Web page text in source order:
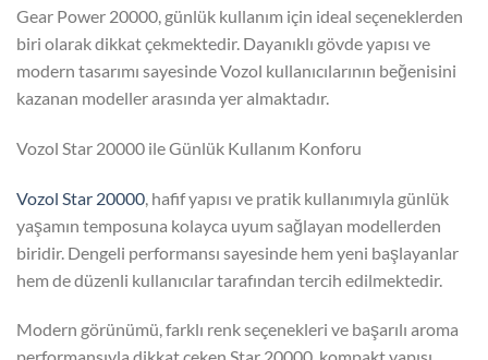
Gear Power 20000, günlük kullanım için ideal seçeneklerden
biri olarak dikkat çekmektedir. Dayanıklı gövde yapısı ve
modern tasarımı sayesinde Vozol kullanıcılarının beğenisini
kazanan modeller arasında yer almaktadır.
Vozol Star 20000 ile Günlük Kullanım Konforu
Vozol Star 20000 , hafif yapısı ve pratik kullanımıyla günlük
yaşamın temposuna kolayca uyum sağlayan modellerden
biridir. Dengeli performansı sayesinde hem yeni başlayanlar
hem de düzenli kullanıcılar tarafından tercih edilmektedir.
Modern görünümü, farklı renk seçenekleri ve başarılı aroma